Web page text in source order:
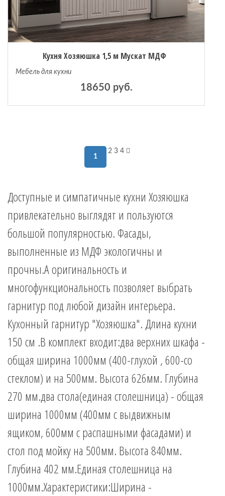
Кухня Хозяюшка 1,5 м Мускат МДФ
Мебель для кухни
18650 руб.
1
2 3 4
Доступные и симпатичные кухни Хозяюшка
привлекательно выглядят и пользуются
большой популярностью. Фасады,
выполненные из МДФ экологичны и
прочны.А оригинальность и
многофункциональность позволяет выбрать
гарнитур под любой дизайн интерьера.
Кухонный гарнитур "Хозяюшка". Длина кухни
150 см .В комплект входит:два верхних шкафа -
общая ширина 1000мм (400-глухой , 600-со
стеклом) и на 500мм. Высота 626мм. Глубина
270 мм.два стола(единая столешница) - общая
ширина 1000мм (400мм с выдвижным
ящиком, 600мм с распашными фасадами) и
стол под мойку на 500мм. Высота 840мм.
Глубина 402 мм.Единая столешница на
1000мм.Характеристики:Ширина -